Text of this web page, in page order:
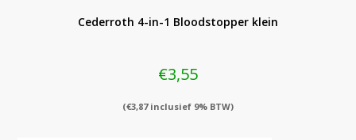
Cederroth 4-in-1 Bloodstopper klein
€3,55
(€3,87inclusief 9% BTW)